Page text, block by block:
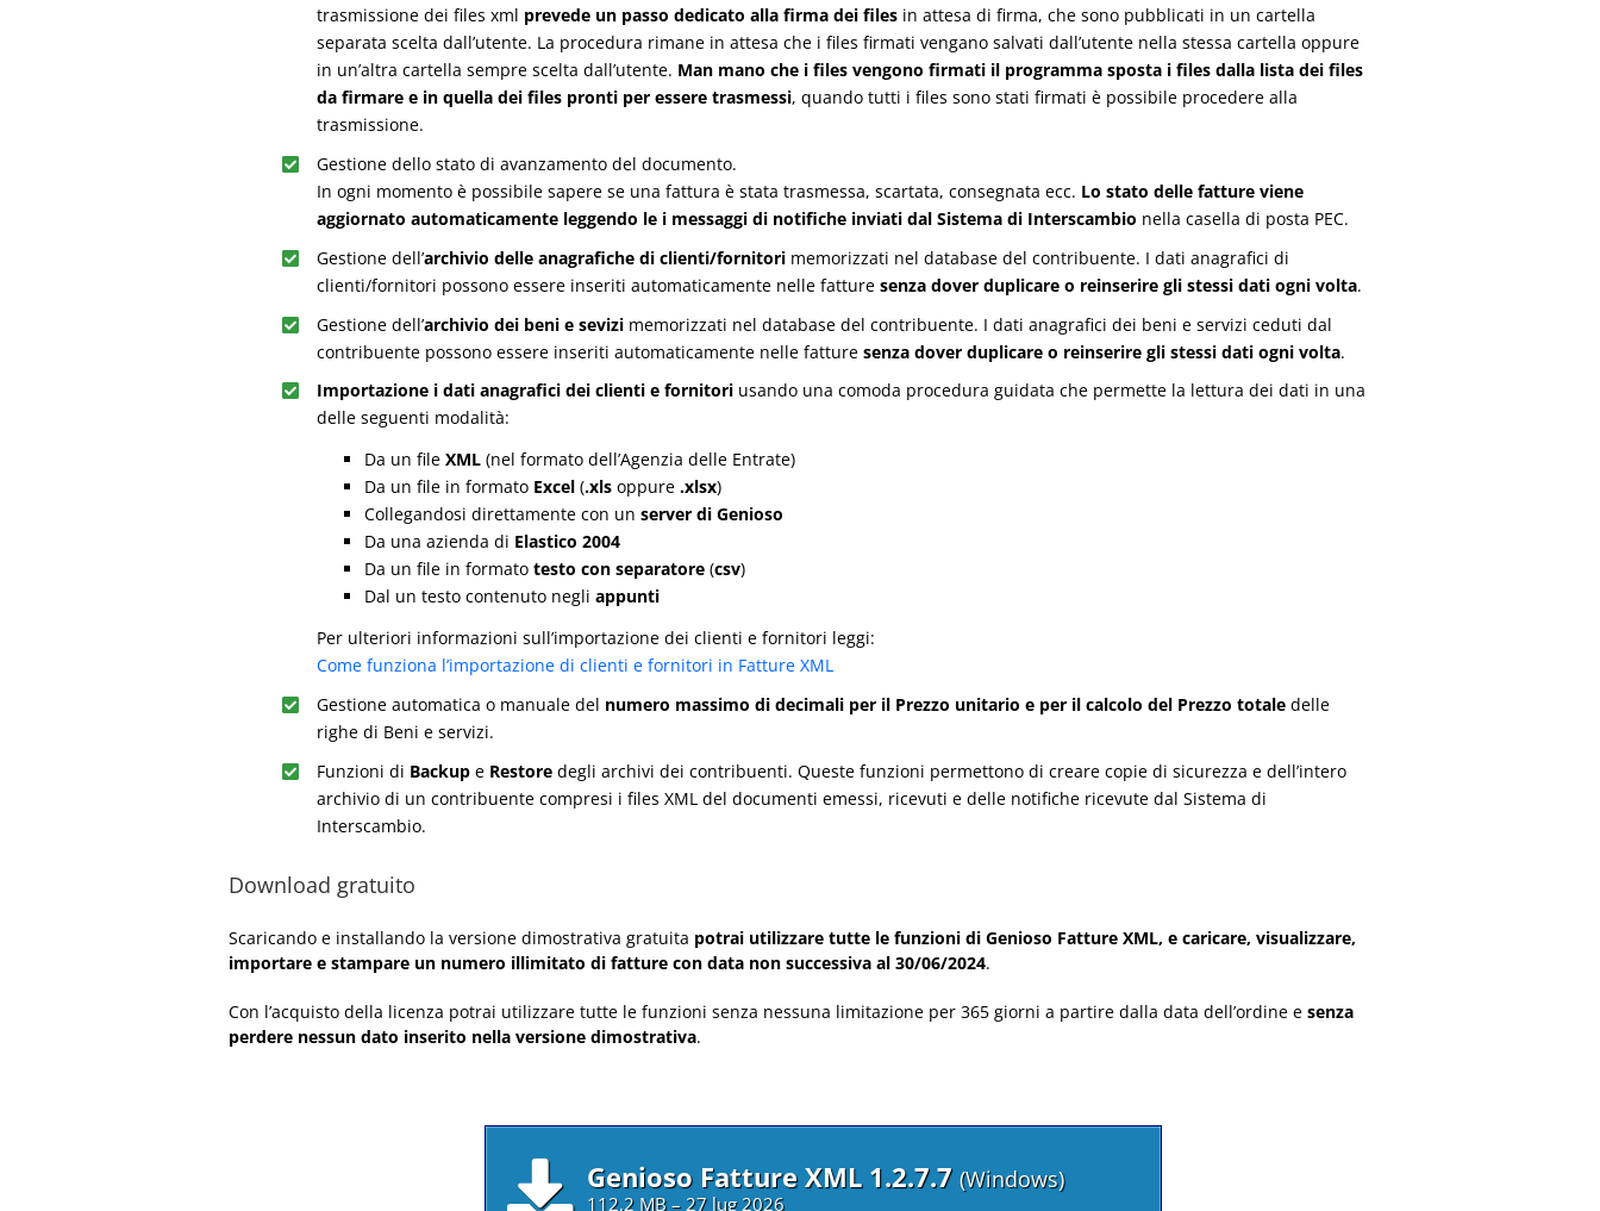
trasmissione dei files xml prevede un passo dedicato alla firma dei filesin attesa di firma, che sono pubblicati in un cartella
separata scelta dall’utente. La procedura rimane in attesa che i files firmati vengano salvati dall’utente nella stessa cartella oppure
in un’altra cartella sempre scelta dall’utente. Man mano che i files vengono firmati il programma sposta i files dalla lista dei files
da firmare e in quella dei files pronti per essere trasmessi, quando tutti i files sono stati firmati è possibile procedere alla
trasmissione.
Gestione dello stato di avanzamento del documento.
In ogni momento è possibile sapere se una fattura è stata trasmessa, scartata, consegnata ecc. Lo stato delle fatture viene
aggiornato automaticamente leggendo le i messaggi di notifiche inviati dal Sistema di Interscambio nella casella di posta PEC.
Gestione dell’archivio delle anagrafiche di clienti/fornitorimemorizzati nel database del contribuente. I dati anagrafici di
clienti/fornitori possono essere inseriti automaticamente nelle fatture senza dover duplicare o reinserire gli stessi dati ogni volta.
Gestione dell’archivio dei beni e sevizimemorizzati nel database del contribuente. I dati anagrafici dei beni e servizi ceduti dal
contribuente possono essere inseriti automaticamente nelle fatture senza dover duplicare o reinserire gli stessi dati ogni volta.
Importazione i dati anagrafici dei clienti e fornitoriusando una comoda procedura guidata che permette la lettura dei dati in una
delle seguenti modalità:
Da un file XML(nel formato dell’Agenzia delle Entrate)
Da un file in formato Excel(.xlsoppure .xlsx)
Collegandosi direttamente con un server di Genioso
Da una azienda di Elastico 2004
Da un file in formato testo con separatore(csv)
Dal un testo contenuto negli appunti
Per ulteriori informazioni sull’importazione dei clienti e fornitori leggi:
Come funziona l’importazione di clienti e fornitori in Fatture XML
Gestione automatica o manuale del numero massimo di decimali per il Prezzo unitario e per il calcolo del Prezzo totaledelle
righe di Beni e servizi.
Funzioni di Backupe Restoredegli archivi dei contribuenti. Queste funzioni permettono di creare copie di sicurezza e dell’intero
archivio di un contribuente compresi i files XML del documenti emessi, ricevuti e delle notifiche ricevute dal Sistema di
Interscambio.
Download gratuito
Scaricando e installando la versione dimostrativa gratuita potrai utilizzare tutte le funzioni di Genioso Fatture XML, e caricare, visualizzare,
importare e stampare un numero illimitato di fatture con data non successiva al 30/06/2024.
Con l’acquisto della licenza potrai utilizzare tutte le funzioni senza nessuna limitazione per 365 giorni a partire dalla data dell’ordine e senza
perdere nessun dato inserito nella versione dimostrativa.
Genioso Fatture XML 1.2.7.7(Windows)
112,2 MB – 27 lug 2026